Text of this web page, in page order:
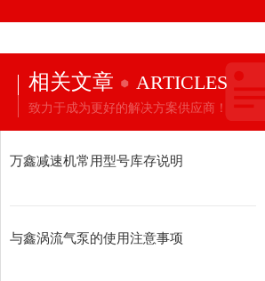
相关文章 ARTICLES
致力于成为更好的解决方案供应商！
万鑫减速机常用型号库存说明
与鑫涡流气泵的使用注意事项